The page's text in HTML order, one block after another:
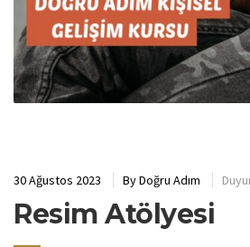
30 Ağustos 2023 ByDoğru Adım
Resim Atölyesi